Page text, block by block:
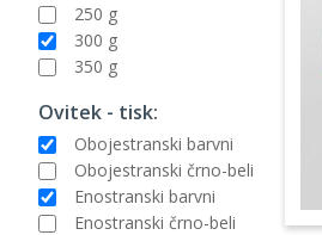
250 g
300 g
350 g
Ovitek - tisk:
Obojestranski barvni
Obojestranski črno-beli
Enostranski barvni
Enostranski črno-beli